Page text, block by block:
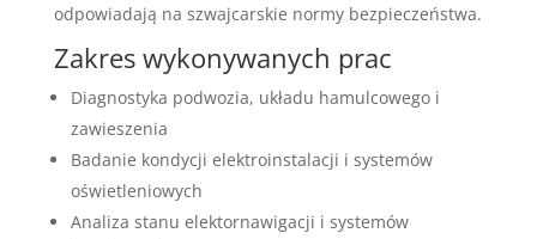
odpowiadają na szwajcarskie normy bezpieczeństwa.
Zakres wykonywanych prac
Diagnostyka podwozia, układu hamulcowego i
zawieszenia
Badanie kondycji elektroinstalacji i systemów
oświetleniowych
Analiza stanu elektornawigacji i systemów